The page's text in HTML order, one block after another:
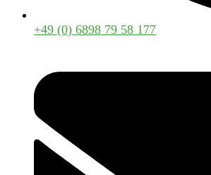
+49 (0) 6898 79 58 177